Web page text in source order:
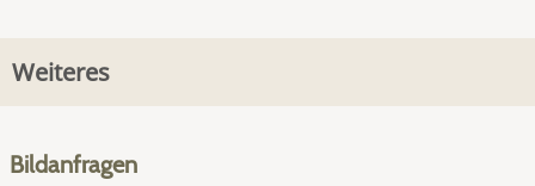
Weiteres
Bildanfragen